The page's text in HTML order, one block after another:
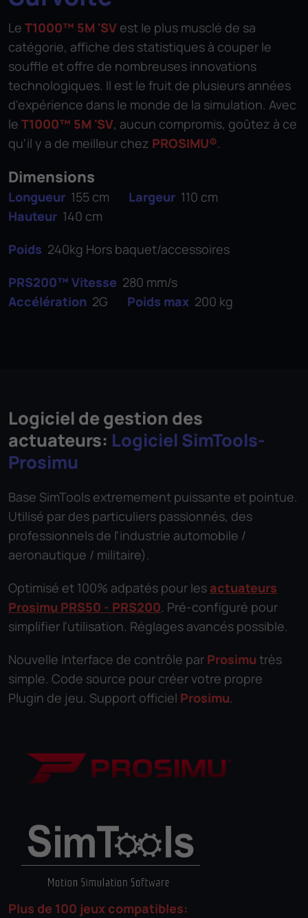
Le T1000™ 5M 'SV est le plus musclé de sa
catégorie, affiche des statistiques à couper le
souffle et offre de nombreuses innovations
technologiques. Il est le fruit de plusieurs années
d'expérience dans le monde de la simulation. Avec
le T1000™ 5M 'SV, aucun compromis, goûtez à ce
qu'il y a de meilleur chez PROSIMU®.
Dimensions
Longueur 155 cm Largeur 110 cm
Hauteur 140 cm
Poids 240kg Hors baquet/accessoires
PRS200™ Vitesse 280 mm/s
Accélération 2G Poids max 200 kg
Logiciel de gestion des
actuateurs: Logiciel SimTools-
Prosimu
Base SimTools extremement puissante et pointue.
Utilisé par des particuliers passionnés, des
professionnels de l'industrie automobile /
aeronautique / militaire).
Optimisé et 100% adpatés pour les actuateurs
Prosimu PRS50 - PRS200. Pré-configuré pour
simplifier l'utilisation. Réglages avancés possible.
Nouvelle Interface de contrôle par Prosimu très
simple. Code source pour créer votre propre
Plugin de jeu. Support officiel Prosimu.
Plus de 100 jeux compatibles: